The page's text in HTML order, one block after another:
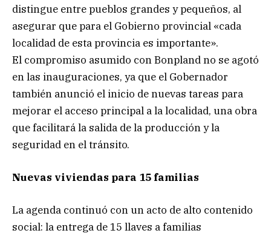
distingue entre pueblos grandes y pequeños, al
asegurar que para el Gobierno provincial «cada
localidad de esta provincia es importante».
El compromiso asumido con Bonpland no se agotó
en las inauguraciones, ya que el Gobernador
también anunció el inicio de nuevas tareas para
mejorar el acceso principal a la localidad, una obra
que facilitará la salida de la producción y la
seguridad en el tránsito.
Nuevas viviendas para 15 familias
La agenda continuó con un acto de alto contenido
social: la entrega de 15 llaves a familias